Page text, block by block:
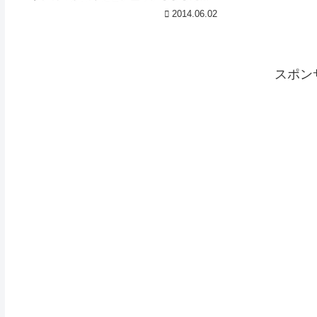
とはいってもそんなたいそうなものでは
なく、お弁当もって大阪城に出かけただ
2014.06.02
スポン